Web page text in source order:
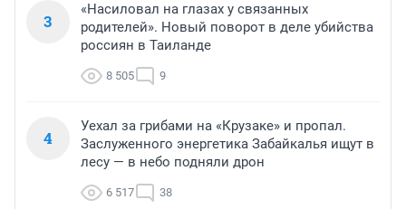
3
«Насиловал на глазах у связанных
родителей». Новый поворот в деле убийства
россиян в Таиланде
8 505 9
4
Уехал за грибами на «Крузаке» и пропал.
Заслуженного энергетика Забайкалья ищут в
лесу — в небо подняли дрон
6 517 38